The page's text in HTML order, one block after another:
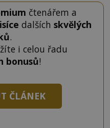
čtenářem a
dalších skvělých
.
i celou řadu
bonusů!
ČLÁNEK